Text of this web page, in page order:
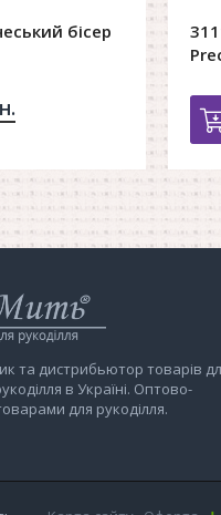
бісер
корзину
та дистрибьютор товарів
в Україні. Оптово-
для рукоділля.